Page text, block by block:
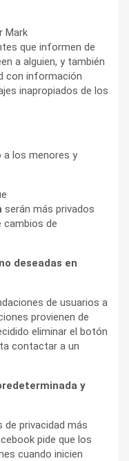
Mark
que informen de
a alguien, y también
con información
inapropiados de los
a los menores y
serán más privados
cambios de
deseadas en
de usuarios a
provienen de
eliminar el botón
contactar a un
y
privacidad más
pide que los
cuando inicien